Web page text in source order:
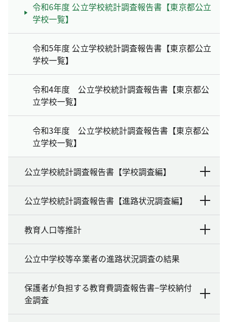
令和6年度 公立学校統計調査報告書【東京都公立
学校一覧】
令和5年度 公立学校統計調査報告書【東京都公立
学校一覧】
令和4年度 公立学校統計調査報告書【東京都公
立学校一覧】
令和3年度 公立学校統計調査報告書【東京都公
立学校一覧】
公立学校統計調査報告書【学校調査編】
公立学校統計調査報告書【進路状況調査編】
教育人口等推計
公立中学校等卒業者の進路状況調査の結果
保護者が負担する教育費調査報告書−学校納付
金調査